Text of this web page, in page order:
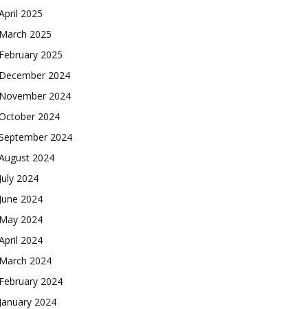
2025
2025
2025
2024
2024
2024
2024
2024
2024
2024
2024
2024
2024
2024
2024